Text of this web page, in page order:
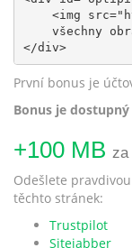
<img
všechny
</div>
První bonus je
Bonus je
+100 MB za
Odešlete
těchto stránek:
Trustpilot
Sitejabber